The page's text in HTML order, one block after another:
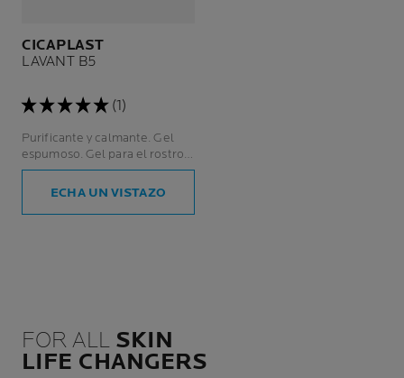
CICAPLAST
LAVANT B5
(1)
Purificante y calmante. Gel
espumoso. Gel para el rostro y
el cuerpo.
ECHA UN VISTAZO
FOR ALL SKIN
LIFE CHANGERS